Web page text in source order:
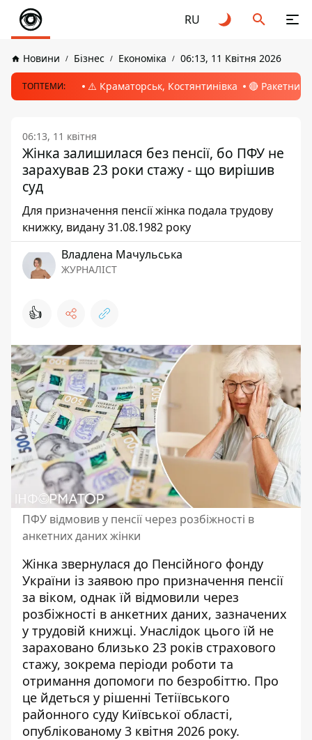
RU
Новини Бізнес Економіка 06:13, 11 Квітня 2026
ТОПТЕМИ: ⚠️ Краматорськ, Костянтинівка 🔴 Ракетний
06:13, 11 квітня
Жінка залишилася без пенсії, бо ПФУ не
зарахував 23 роки стажу - що вирішив
суд
Для призначення пенсії жінка подала трудову
книжку, видану 31.08.1982 року
Владлена Мачульська
ЖУРНАЛІСТ
👍
ПФУ відмовив у пенсії через розбіжності в
анкетних даних жінки
Жінка звернулася до Пенсійного фонду
України із заявою про призначення пенсії
за віком, однак їй відмовили через
розбіжності в анкетних даних, зазначених
у трудовій книжці. Унаслідок цього їй не
зараховано близько 23 років страхового
стажу, зокрема періоди роботи та
отримання допомоги по безробіттю. Про
це йдеться у рішенні Тетіївського
районного суду Київської області,
опублікованому 3 квітня 2026 року.